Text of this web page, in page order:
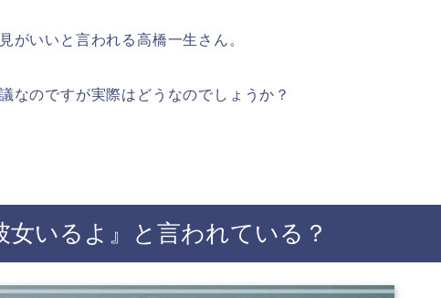
がいいと言われる高橋一生さん。
なのですが実際はどうなのでしょうか？
女いるよ』と言われている？